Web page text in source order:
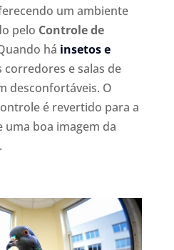
um ambiente
pelo Controle de
há insetos e
e salas de
desconfortáveis. O
é revertido para a
uma boa imagem da